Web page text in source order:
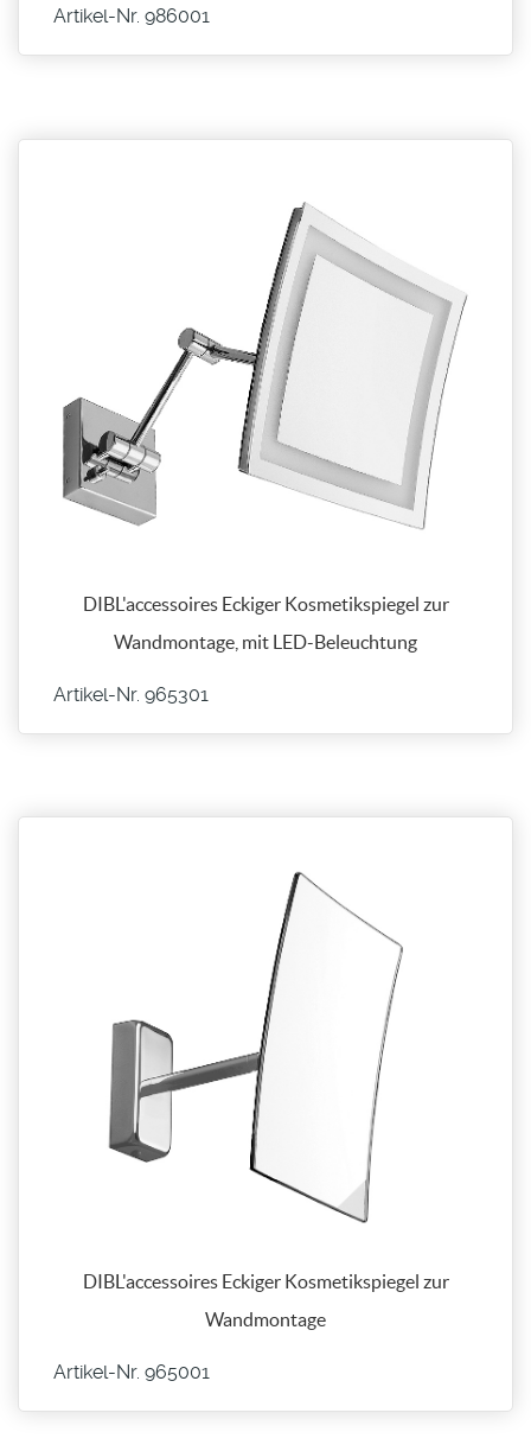
Artikel-Nr. 986001
DIBL'accessoires Eckiger Kosmetikspiegel zur
Wandmontage, mit LED-Beleuchtung
Artikel-Nr. 965301
DIBL'accessoires Eckiger Kosmetikspiegel zur
Wandmontage
Artikel-Nr. 965001